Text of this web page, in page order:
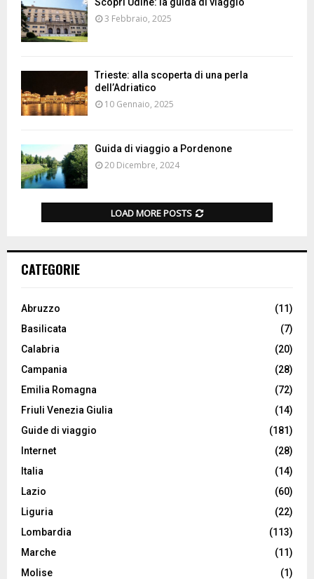
3 Febbraio, 2025
Trieste: alla scoperta di una perla
dell’Adriatico
10 Gennaio, 2025
Guida di viaggio a Pordenone
20 Dicembre, 2024
LOAD MORE POSTS
CATEGORIE
Abruzzo
(11)
Basilicata
(7)
Calabria
(20)
Campania
(28)
Emilia Romagna
(72)
Friuli Venezia Giulia
(14)
Guide di viaggio
(181)
Internet
(28)
Italia
(14)
Lazio
(60)
Liguria
(22)
Lombardia
(113)
Marche
(11)
Molise
(1)